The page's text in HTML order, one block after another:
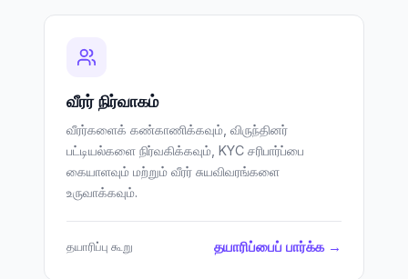
வீரர் நிர்வாகம்
வீரர்களைக் கண்காணிக்கவும், விருந்தினர்
பட்டியல்களை நிர்வகிக்கவும், KYC சரிபார்ப்பை
கையாளவும் மற்றும் வீரர் சுயவிவரங்களை
உருவாக்கவும்.
தயாரிப்பு கூறு தயாரிப்பைப் பார்க்க →